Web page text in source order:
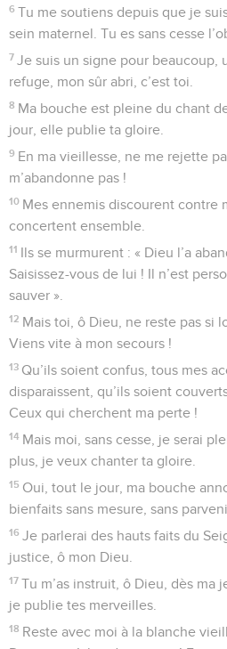
6 Tu me soutiens depuis que je
sein maternel. Tu es sans cesse
7 Je suis un signe pour beaucoup,
refuge, mon sûr abri, c’est toi.
8 Ma bouche est pleine du chant
jour, elle publie ta gloire.
9 En ma vieillesse, ne me rejette
m’abandonne pas !
10 Mes ennemis discourent contre
concertent ensemble.
11 Ils se murmurent : « Dieu l’a
Saisissez-vous de lui ! Il n’est
sauver ».
12 Mais toi, ô Dieu, ne reste pas si
Viens vite à mon secours !
13 Qu’ils soient confus, tous mes
disparaissent, qu’ils soient
Ceux qui cherchent ma perte !
14 Mais moi, sans cesse, je serai
plus, je veux chanter ta gloire.
15 Oui, tout le jour, ma bouche
bienfaits sans mesure, sans
16 Je parlerai des hauts faits du
justice, ô mon Dieu.
17 Tu m’as instruit, ô Dieu, dès ma
je publie tes merveilles.
18 Reste avec moi à la blanche